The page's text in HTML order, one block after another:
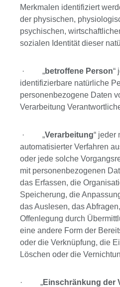
Merkmalen identifiziert
der physischen,
psychischen,
sozialen Identität dieser
· „betroffene Person“
identifizierbare natürliche
personenbezogene Daten
Verarbeitung
· „Verarbeitung“ jeder
automatisierter Verfahren
oder jede solche
mit personenbezogenen
das Erfassen, die
Speicherung, die
das Auslesen, das
Offenlegung durch
eine andere Form der
oder die Verknüpfung, die
Löschen oder die
· „Einschränkung der